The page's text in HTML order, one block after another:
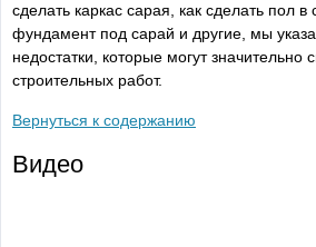
сделать каркас сарая, как сделать пол в
фундамент под сарай и другие, мы
недостатки, которые могут значительно
строительных работ.
Вернуться к содержанию
Видео